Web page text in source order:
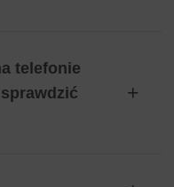
telefonie